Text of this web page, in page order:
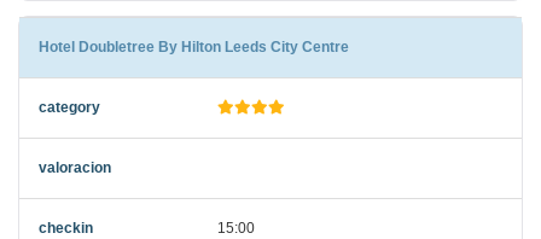
Hotel Doubletree By Hilton Leeds City Centre
15:00